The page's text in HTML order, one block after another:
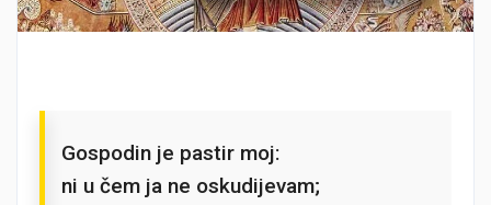
Gospodin je pastir moj:
ni u čem ja ne oskudijevam;